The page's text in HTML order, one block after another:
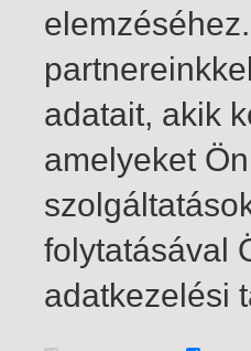
1-7 / insgesamt 7 Treffer
adatait, akik
amelyeket
folytatásával
adatkezelési